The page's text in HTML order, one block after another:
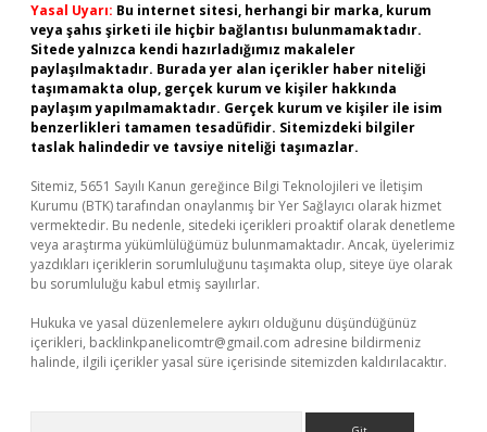
Yasal Uyarı: Bu internet sitesi, herhangi bir marka, kurum
veya şahıs şirketi ile hiçbir bağlantısı bulunmamaktadır.
Sitede yalnızca kendi hazırladığımız makaleler
paylaşılmaktadır. Burada yer alan içerikler haber niteliği
taşımamakta olup, gerçek kurum ve kişiler hakkında
paylaşım yapılmamaktadır. Gerçek kurum ve kişiler ile isim
benzerlikleri tamamen tesadüfidir. Sitemizdeki bilgiler
taslak halindedir ve tavsiye niteliği taşımazlar.
Sitemiz, 5651 Sayılı Kanun gereğince Bilgi Teknolojileri ve İletişim
Kurumu (BTK) tarafından onaylanmış bir Yer Sağlayıcı olarak hizmet
vermektedir. Bu nedenle, sitedeki içerikleri proaktif olarak denetleme
veya araştırma yükümlülüğümüz bulunmamaktadır. Ancak, üyelerimiz
yazdıkları içeriklerin sorumluluğunu taşımakta olup, siteye üye olarak
bu sorumluluğu kabul etmiş sayılırlar.
Hukuka ve yasal düzenlemelere aykırı olduğunu düşündüğünüz
içerikleri, backlinkpanelicomtr@gmail.com adresine bildirmeniz
halinde, ilgili içerikler yasal süre içerisinde sitemizden kaldırılacaktır.